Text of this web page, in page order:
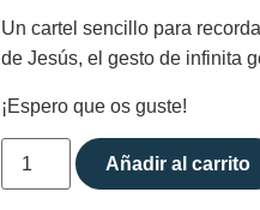
Un cartel sencillo para
de Jesús, el gesto de infinita
¡Espero que os guste!
Añadir al carrito